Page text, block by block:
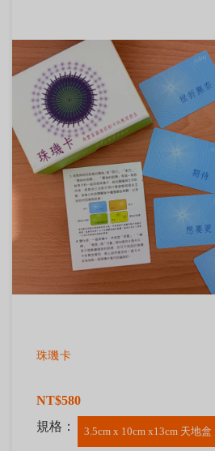
珠璣卡
NT$580
規格：
3.5cm x 10cm x13cm 天地盒